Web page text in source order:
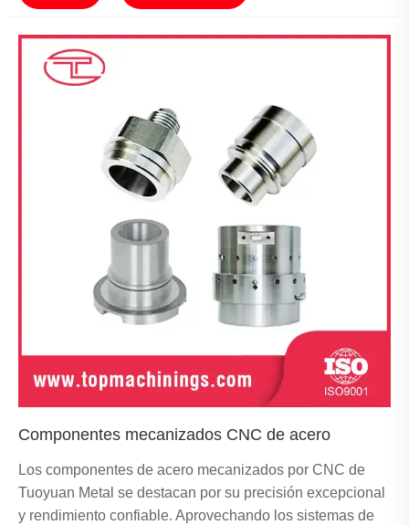
Componentes mecanizados CNC de acero
Los componentes de acero mecanizados por CNC de
Tuoyuan Metal se destacan por su precisión excepcional
y rendimiento confiable. Aprovechando los sistemas de